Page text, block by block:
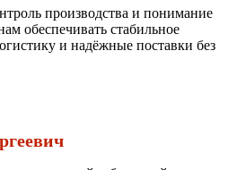
производства и понимание
обеспечивать стабильное
и надёжные поставки без